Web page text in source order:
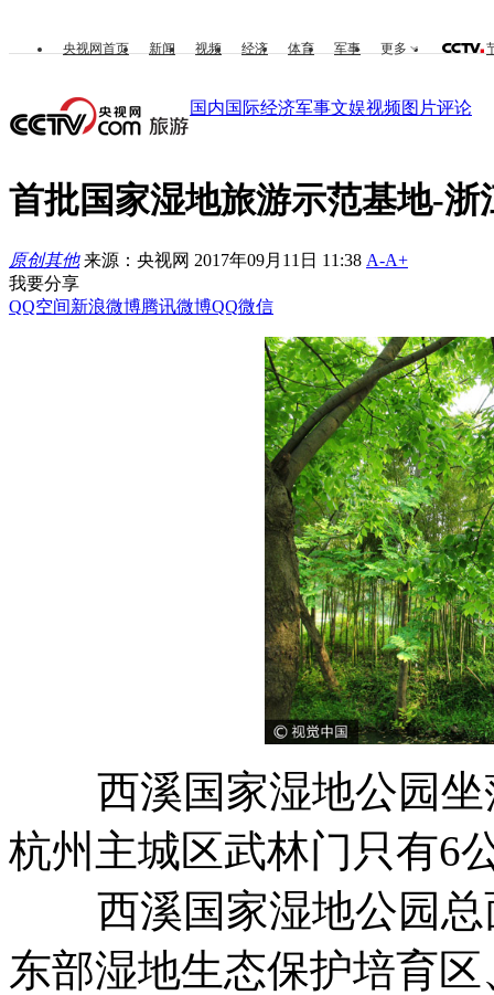
央视网首页 新闻 视频 经济 体育 军事 更多
国内国际经济军事文娱视频图片评论
首批国家湿地旅游示范基地-
原创其他 来源：央视网 2017年09月11日 11:38 A-A+
我要分享
QQ空间新浪微博腾讯微博QQ微信
西溪国家湿地公园坐
杭州主城区武林门只有6
西溪国家湿地公园总
东部湿地生态保护培育